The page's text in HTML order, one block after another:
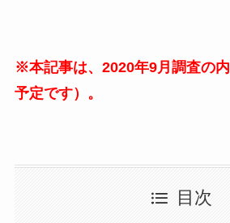
※本記事は、2020年9月調査の
予定です）。
目次